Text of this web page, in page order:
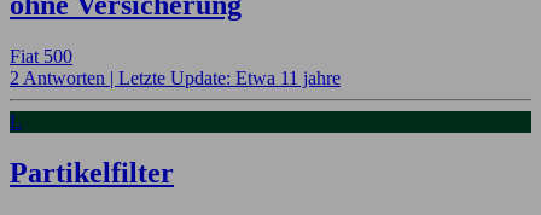
Fiat 500
2 Antworten | Letzte Update: Etwa 11 jahre
L
Partikelfilter